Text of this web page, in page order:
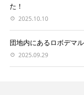
た！
2025.10.10
団地内にあるロボデマ
2025.09.29